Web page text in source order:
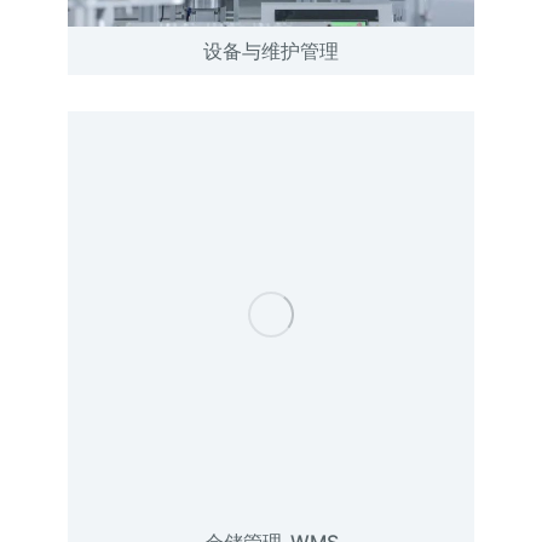
设备与维护管理